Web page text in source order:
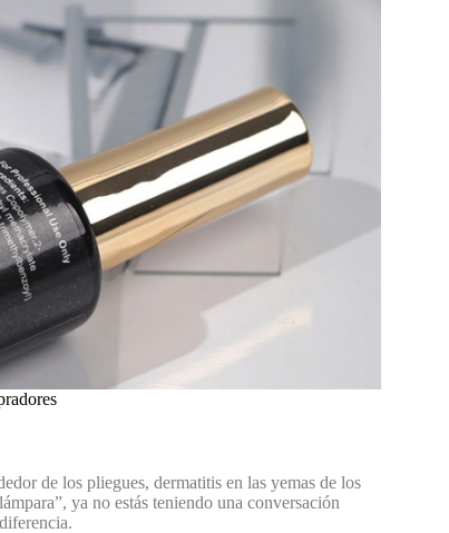
de los pliegues, dermatitis en las yemas de los
ya no estás teniendo una conversación